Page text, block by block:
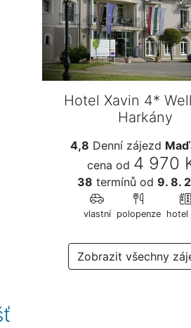
Hotel Xavin 4*
Harkány
4,8 Denní zájezd
cena od 4 970
38 termínů od 9. 8.
vlastní polopenze hotel
Zobrazit všechny